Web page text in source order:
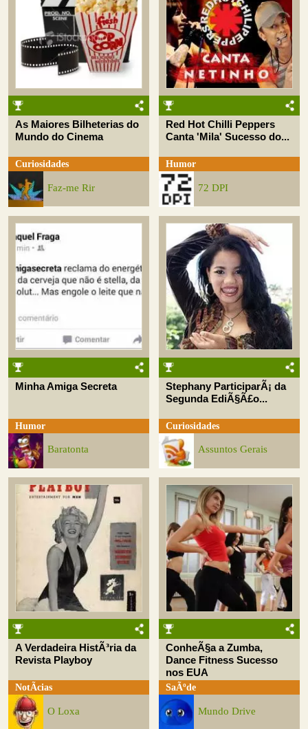
As Maiores Bilheterias do
Mundo do Cinema
Curiosidades
Faz-me Rir
Red Hot Chilli Peppers
Canta 'Mila' Sucesso do...
Humor
72 DPI
Minha Amiga Secreta
Humor
Baratonta
Stephany ParticiparÃ¡ da
Segunda EdiÃ§Ã£o...
Curiosidades
Assuntos Gerais
A Verdadeira HistÃ³ria da
Revista Playboy
NotÃ­cias
O Loxa
ConheÃ§a a Zumba,
Dance Fitness Sucesso
nos EUA
SaÃºde
Mundo Drive